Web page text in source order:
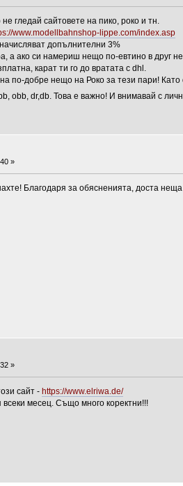
гледай сайтовете на пико, роко и тн.
www.modellbahnshop-lippe.com/index.asp
допълнителни 3%
а ако си намериш нещо по-евтино в друг
карат ти го до вратата с dhl.
по-добре нещо на Роко за тези пари!
obb, dr,db. Това е важно! И внимавай с
»
Благодаря за обясненията, доста
»
сайт - https://www.elriwa.de/
месец. Също много коректни!!!